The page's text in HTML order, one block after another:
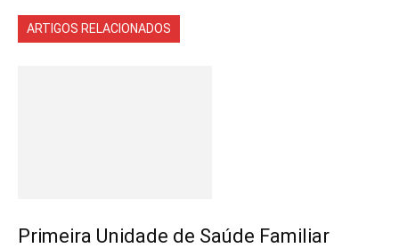
ARTIGOS RELACIONADOS
Primeira Unidade de Saúde Familiar